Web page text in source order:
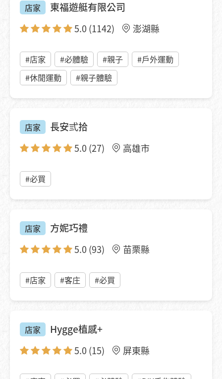
店家 東福遊艇有限公司
5.0 (1142) 澎湖縣
#店家 #必體驗 #親子
#戶外運動
#休閒運動
#親子體驗
店家 長安弎拾
5.0 (27) 高雄市
#必買
店家 方妮巧禮
5.0 (93) 苗栗縣
#店家 #客庄 #必買
店家 Hygge植感+
5.0 (15) 屏東縣